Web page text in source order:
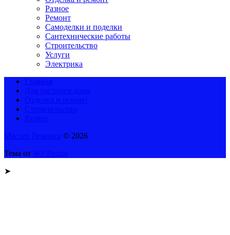
Разное
Ремонт
Самоделки и поделки
Сантехнические работы
Строительство
Услуги
Электрика
© 2026
Тема от
➤